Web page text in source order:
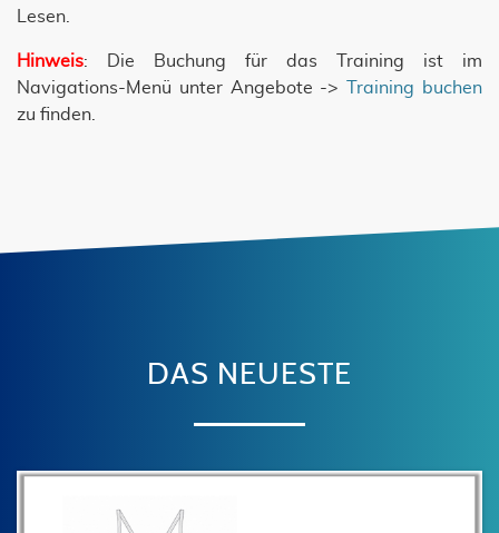
Lesen.
Hinweis: Die Buchung für das Training ist im
Navigations-Menü unter Angebote ->
Training buchen
zu finden.
DAS NEUESTE